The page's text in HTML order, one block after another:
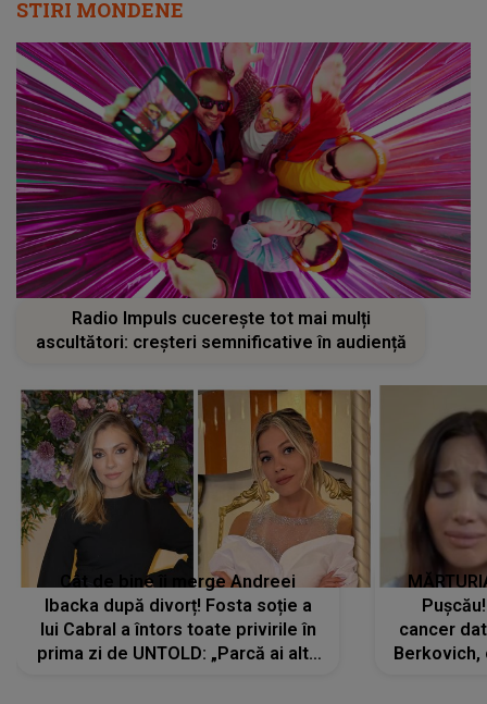
STIRI MONDENE
Radio Impuls cucerește tot mai mulți
ascultători: creșteri semnificative în audiență
Cât de bine îi merge Andreei
Ibacka după divorț! Fosta soție a
lui Cabral a întors toate privirile în
prima zi de UNTOLD: „Parcă ai altă
cancer
Berkovich,